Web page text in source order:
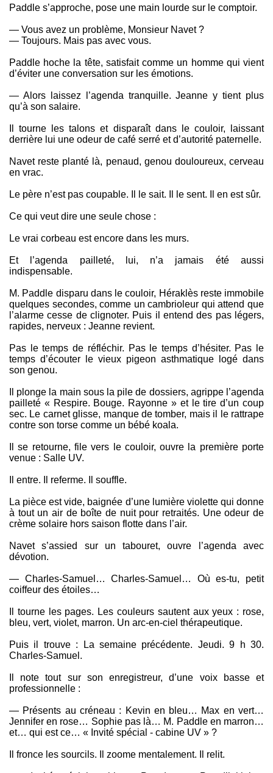
Paddle s’approche, pose une main lourde sur le comptoir.
— Vous avez un problème, Monsieur Navet ?
— Toujours. Mais pas avec vous.
Paddle hoche la tête, satisfait comme un homme qui vient
d’éviter une conversation sur les émotions.
— Alors laissez l’agenda tranquille. Jeanne y tient plus
qu’à son salaire.
Il tourne les talons et disparaît dans le couloir, laissant
derrière lui une odeur de café serré et d’autorité paternelle.
Navet reste planté là, penaud, genou douloureux, cerveau
en vrac.
Le père n’est pas coupable. Il le sait. Il le sent. Il en est sûr.
Ce qui veut dire une seule chose :
Le vrai corbeau est encore dans les murs.
Et l’agenda pailleté, lui, n’a jamais été aussi
indispensable.
M. Paddle disparu dans le couloir, Héraklès reste immobile
quelques secondes, comme un cambrioleur qui attend que
l’alarme cesse de clignoter. Puis il entend des pas légers,
rapides, nerveux : Jeanne revient.
Pas le temps de réfléchir. Pas le temps d’hésiter. Pas le
temps d’écouter le vieux pigeon asthmatique logé dans
son genou.
Il plonge la main sous la pile de dossiers, agrippe l’agenda
pailleté « Respire. Bouge. Rayonne » et le tire d’un coup
sec. Le carnet glisse, manque de tomber, mais il le rattrape
contre son torse comme un bébé koala.
Il se retourne, file vers le couloir, ouvre la première porte
venue : Salle UV.
Il entre. Il referme. Il souffle.
La pièce est vide, baignée d’une lumière violette qui donne
à tout un air de boîte de nuit pour retraités. Une odeur de
crème solaire hors saison flotte dans l’air.
Navet s’assied sur un tabouret, ouvre l’agenda avec
dévotion.
— Charles-Samuel… Charles-Samuel… Où es-tu, petit
coiffeur des étoiles…
Il tourne les pages. Les couleurs sautent aux yeux : rose,
bleu, vert, violet, marron. Un arc-en-ciel thérapeutique.
Puis il trouve : La semaine précédente. Jeudi. 9 h 30.
Charles-Samuel.
Il note tout sur son enregistreur, d’une voix basse et
professionnelle :
— Présents au créneau : Kevin en bleu… Max en vert…
Jennifer en rose… Sophie pas là… M. Paddle en marron…
et… qui est ce… « Invité spécial - cabine UV » ?
Il fronce les sourcils. Il zoome mentalement. Il relit.